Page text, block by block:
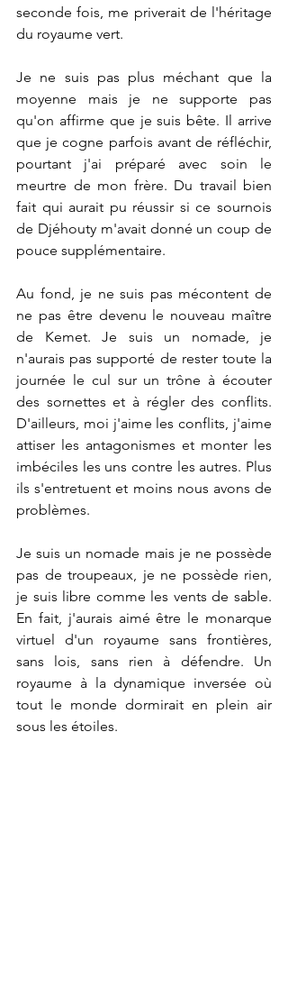
seconde fois, me priverait de l'héritage
du royaume vert.
Je ne suis pas plus méchant que la
moyenne mais je ne supporte pas
qu'on affirme que je suis bête. Il arrive
que je cogne parfois avant de réfléchir,
pourtant j'ai préparé avec soin le
meurtre de mon frère. Du travail bien
fait qui aurait pu réussir si ce sournois
de Djéhouty m'avait donné un coup de
pouce supplémentaire.
Au fond, je ne suis pas mécontent de
ne pas être devenu le nouveau maître
de Kemet. Je suis un nomade, je
n'aurais pas supporté de rester toute la
journée le cul sur un trône à écouter
des sornettes et à régler des conflits.
D'ailleurs, moi j'aime les conflits, j'aime
attiser les antagonismes et monter les
imbéciles les uns contre les autres. Plus
ils s'entretuent et moins nous avons de
problèmes.
Je suis un nomade mais je ne possède
pas de troupeaux, je ne possède rien,
je suis libre comme les vents de sable.
En fait, j'aurais aimé être le monarque
virtuel d'un royaume sans frontières,
sans lois, sans rien à défendre. Un
royaume à la dynamique inversée où
tout le monde dormirait en plein air
sous les étoiles.